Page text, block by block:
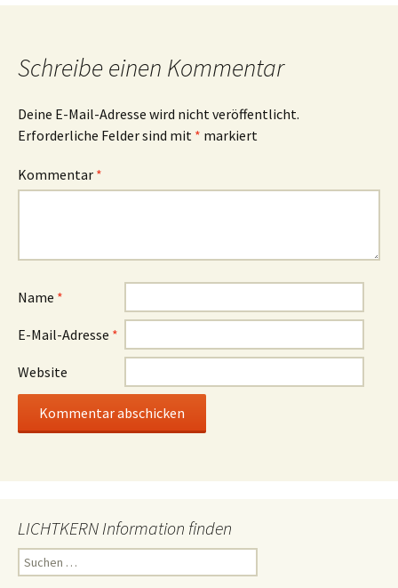
Schreibe einen Kommentar
Deine E-Mail-Adresse wird nicht veröffentlicht.
Erforderliche Felder sind mit * markiert
Kommentar *
Name *
E-Mail-Adresse *
Website
LICHTKERN Information finden
Suchen
nach: